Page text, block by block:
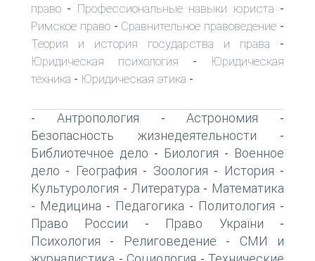
право - Профессиональные навыки юриста -
Римское право- Сравнительное правоведение -
Теория и история государства и права -
Юридическая психология -
Юридическая
техника - Юридическая этика -
- Антропология -Астрономия -
Безопасность жизнедеятельности -
Библиотечное дело - Биология - Военное
дело - География - Зоология - История -
Культурология - Литература - Математика
- Медицина - Педагогика - Политология -
Право России - Право України -
Психология - Религоведение - СМИ и